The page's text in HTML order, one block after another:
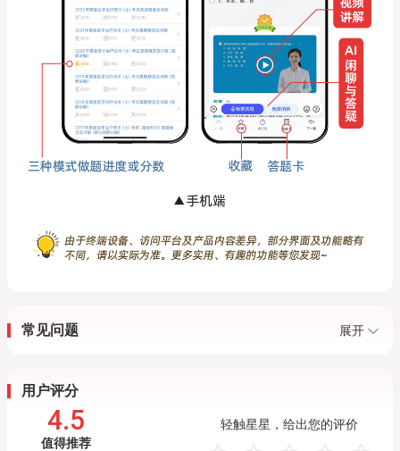
常见问题 展开
用户评分
4.5
值得推荐
轻触星星，给出您的评价